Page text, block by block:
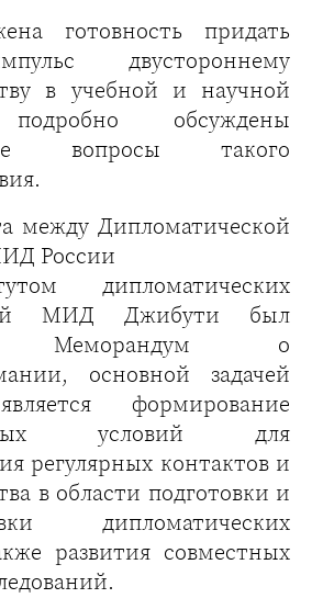
готовность придать
двустороннему
в учебной и научной
подробно обсуждены
вопросы такого
между Дипломатической
России
дипломатических
МИД Джибути был
Меморандум о
основной задачей
формирование
условий для
регулярных контактов и
в области подготовки и
дипломатических
развития совместных